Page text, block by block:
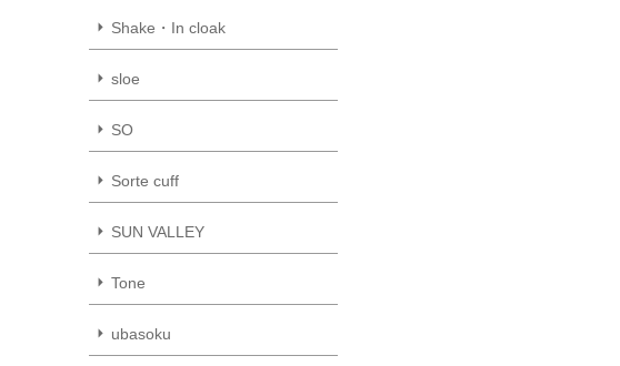
Shake・In cloak
sloe
SO
Sorte cuff
SUN VALLEY
Tone
ubasoku